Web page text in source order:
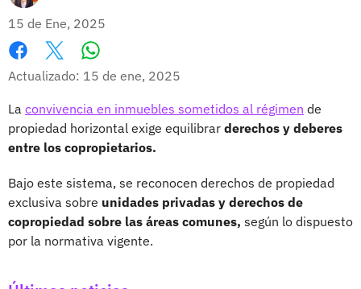
15 de Ene, 2025
Facebook
X
Actualizado: 15 de ene, 2025
La convivencia en inmuebles sometidos al régimen de
propiedad horizontal exige equilibrar derechos y deberes
entre los copropietarios.
Bajo este sistema, se reconocen derechos de propiedad
exclusiva sobre unidades privadas y derechos de
copropiedad sobre las áreas comunes, según lo dispuesto
por la normativa vigente.